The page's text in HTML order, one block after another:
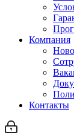
Компания
Контакты